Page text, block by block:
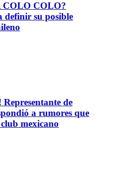
COLO?
definir su posible
de
a rumores que
mexicano